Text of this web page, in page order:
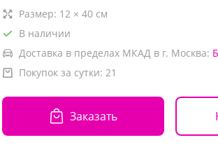
Размер: 12 × 40 см
В наличии
Доставка в пределах МКАД в г. Москва:
Покупок за сутки: 21
Заказать